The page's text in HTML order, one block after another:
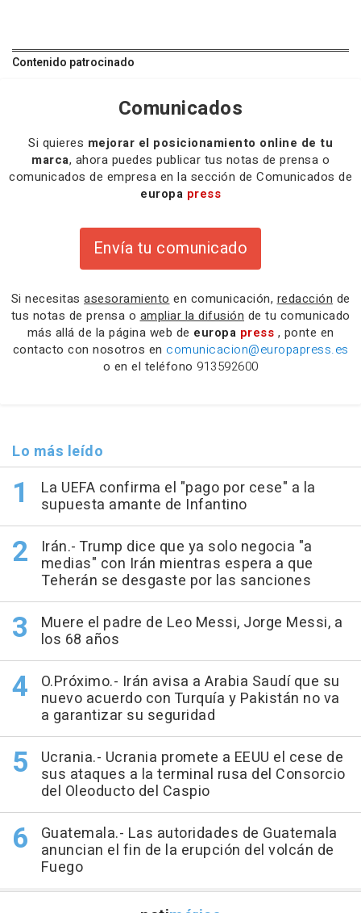
Contenido patrocinado
Comunicados
Si quieres mejorar el posicionamiento online de tu
marca, ahora puedes publicar tus notas de prensa o
comunicados de empresa en la sección de Comunicados de
europa press
Envía tu comunicado
Si necesitas asesoramiento en comunicación, redacción de
tus notas de prensa o ampliar la difusión de tu comunicado
más allá de la página web de europa press , ponte en
contacto con nosotros en comunicacion@europapress.es
o en el teléfono 913592600
Lo más leído
La UEFA confirma el "pago por cese" a la
supuesta amante de Infantino
Irán.- Trump dice que ya solo negocia "a
medias" con Irán mientras espera a que
Teherán se desgaste por las sanciones
Muere el padre de Leo Messi, Jorge Messi, a
los 68 años
O.Próximo.- Irán avisa a Arabia Saudí que su
nuevo acuerdo con Turquía y Pakistán no va
a garantizar su seguridad
Ucrania.- Ucrania promete a EEUU el cese de
sus ataques a la terminal rusa del Consorcio
del Oleoducto del Caspio
Guatemala.- Las autoridades de Guatemala
anuncian el fin de la erupción del volcán de
Fuego